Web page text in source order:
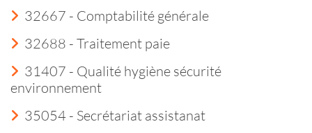
32667 - Comptabilité générale
32688 - Traitement paie
31407 - Qualité hygiène sécurité
environnement
35054 - Secrétariat assistanat